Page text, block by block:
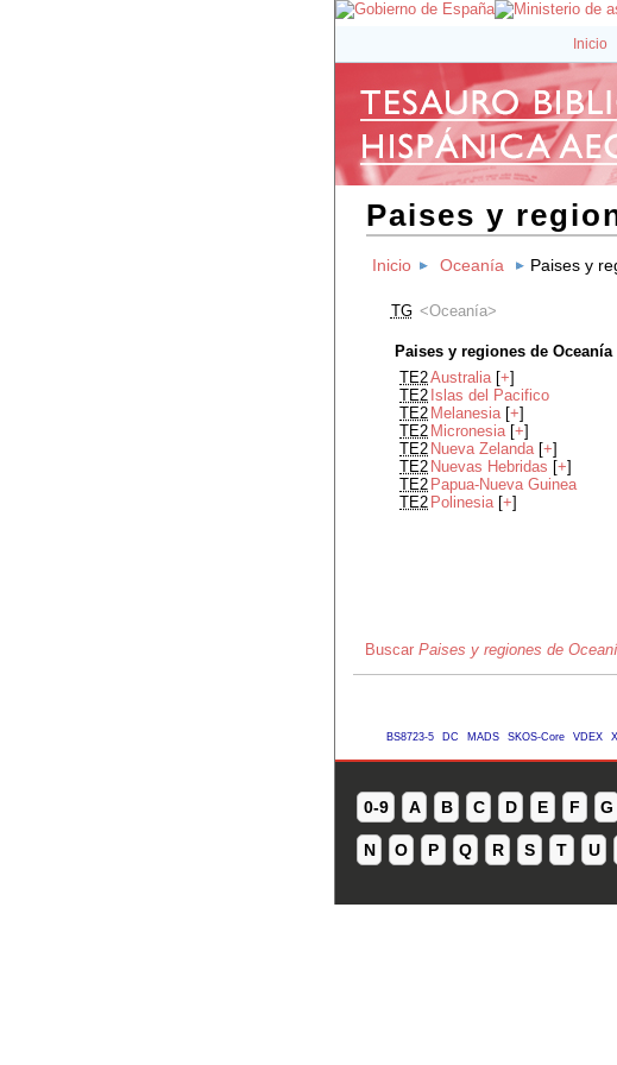
Inicio
Paises y
Inicio Oceanía Paises y
TG Oceanía
Paises y regiones de Oceanía
TE2Australia [+]
TE2 Islas del Pacifico
TE2 Melanesia [+]
TE2 Micronesia [+]
TE2 Nueva Zelanda [+]
TE2 Nuevas Hebridas [+]
TE2 Papua-Nueva Guinea
TE2 Polinesia [+]
Buscar Paises y regiones de
BS8723-5 DC MADS SKOS-Core VDEX
0-9 A B C D E F G
N O P Q R S T U